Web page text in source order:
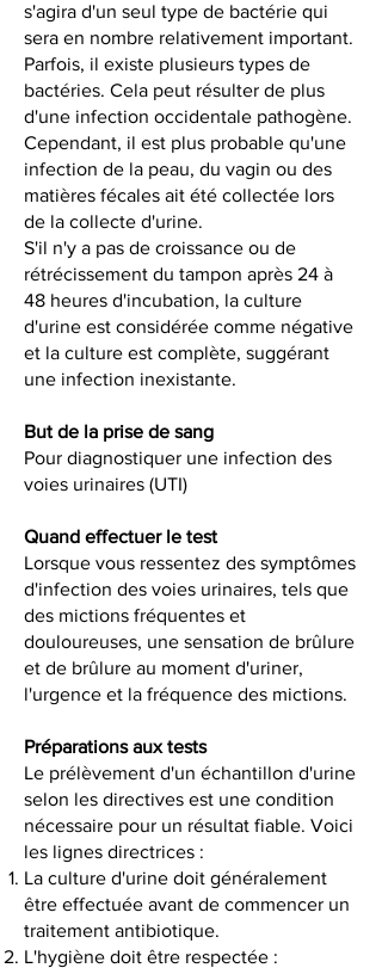
s'agira d'un seul type de bactérie qui
sera en nombre relativement important.
Parfois, il existe plusieurs types de
bactéries. Cela peut résulter de plus
d'une infection occidentale pathogène.
Cependant, il est plus probable qu'une
infection de la peau, du vagin ou des
matières fécales ait été collectée lors
de la collecte d'urine.
S'il n'y a pas de croissance ou de
rétrécissement du tampon après 24 à
48 heures d'incubation, la culture
d'urine est considérée comme négative
et la culture est complète, suggérant
une infection inexistante.
But de la prise de sang
Pour diagnostiquer une infection des
voies urinaires (UTI)
Quand effectuer le test
Lorsque vous ressentez des symptômes
d'infection des voies urinaires, tels que
des mictions fréquentes et
douloureuses, une sensation de brûlure
et de brûlure au moment d'uriner,
l'urgence et la fréquence des mictions.
Préparations aux tests
Le prélèvement d'un échantillon d'urine
selon les directives est une condition
nécessaire pour un résultat fiable. Voici
les lignes directrices :
La culture d'urine doit généralement
être effectuée avant de commencer un
traitement antibiotique.
L'hygiène doit être respectée :